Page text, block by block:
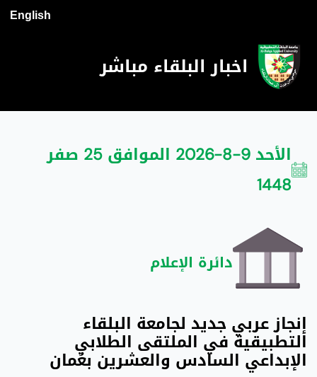
English
اخبار البلقاء مباشر
الأحد 9-8-2026 الموافق 25 صفر
1448
دائرة الإعلام
إنجاز عربي جديد لجامعة البلقاء
التطبيقية في الملتقى الطلابي
الإبداعي السادس والعشرين بعُمان